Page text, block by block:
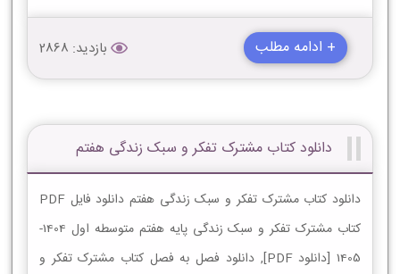
+ ادامه مطلب بازدید: 2868
دانلود کتاب مشترک تفکر و سبک زندگی هفتم
دانلود کتاب مشترک تفکر و سبک زندگی هفتم دانلود فایل PDF
کتاب مشترک تفکر و سبک زندگی پایه هفتم متوسطه اول 1404-
1405 [دانلود PDF], دانلود فصل به فصل کتاب مشترک تفکر و